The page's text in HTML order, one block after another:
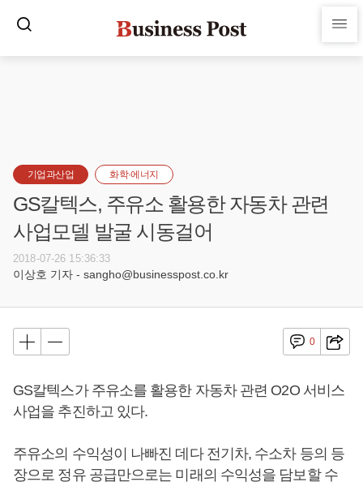
기업과산업 화학·에너지
GS칼텍스, 주유소 활용한 자동차 관련
사업모델 발굴 시동걸어
2018-07-26 15:36:33
이상호 기자 - sangho@businesspost.co.kr
0
GS칼텍스가 주유소를 활용한 자동차 관련 O2O 서비스
사업을 추진하고 있다.
주유소의 수익성이 나빠진 데다 전기차, 수소차 등의 등
장으로 정유 공급만으로는 미래의 수익성을 담보할 수